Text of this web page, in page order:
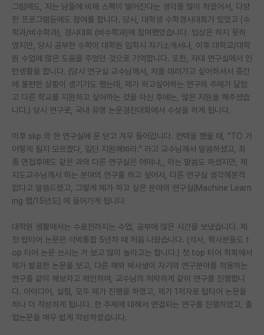
그럼에도, 저는 남들에 비해 스펙이 떨어진다는 생각을 많이 하였어서, 다양
한 프로그램등에도 참여를 합니다. 당시, 대학생 수학경시대회가 있었고 (수
학과/비수학과), 경시대회 (비수학과)에 참여했었습니다. 입상은 하지 못하
였지만, 당시 공부한 수학이 대학원 입학시 자기소개서나, 이후 대학교/대학
원 수업에 많은 도움을 주었던 것으로 기억합니다. 또한, 자대 연구실에서 인
턴생활을 합니다. (당시 연구실 교수님께서, 저를 데려가고 싶어하셔서 중간
에 불편한 상황이 생기기도 했는데, 제가 하고싶어하는 연구의 주제가 달랐
고 다른 학교를 지원하고 싶어하는 것을 아신 후에는, 많은 지원을 해주셨습
니다.) 당시 연구로, 국내 유명 논문경진대회에서 수상을 하게 됩니다.
이후 skp 의 한 연구실에 문 닫고 겨우 들어갑니다. 컨택을 했을 때, “TO 가
어떻게 될지 모르겠다, 일단 지원해봐라.” 라고 교수님께서 말씀하셨고, 최
종 면접후에도 같은 과의 다른 연구실은 어떠냐,, 라는 말씀도 하셨지만, 제
지도교수님께서 하는 분야의 연구를 하고 싶어서, 다른 연구실 생각해본적
없다고 말씀드렸고, 그렇게 제가 하고 싶은 분야의 연구실(Machine Learn
ing 랩/15년도) 에 들어가게 됩니다.
대학원 생활에서는 수료전까지는 수업, 공부에 많은 시간을 보냈습니다. 제
첫 탑티어 논문은 석박통합 5년차 때 처음 나왔습니다. (석사, 학사분들도 t
op 티어 논문 쓰시는 거 보고 많이 놀라고는 합니다.) 첫 top 티어 학회에서
제가 발표한 논문을 보고, 다른 해외 박사생이 자기의 연구분야를 적용하는
연구를 같이 해보자고 제안하여, 교수님의 허락하게 같이 연구를 진행합니
다. 아이디어, 실험, 모두 제가 진행을 하였고, 제가 1저자로 탑티어 논문을
하나 더 작성하게 됩니다. 한 주제에 대해서 연결되는 연구를 진행하였고, 졸
업논문을 매우 쉽게 작성하였습니다.